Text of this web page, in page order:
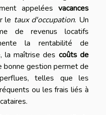
appelées vacances
le taux d'occupation. Un
de revenus locatifs
la rentabilité de
la maîtrise des coûts de
bonne gestion permet de
telles que les
ou les frais liés à